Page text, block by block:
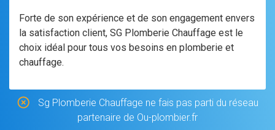
Forte de son expérience et de son engagement envers
la satisfaction client, SG Plomberie Chauffage est le
choix idéal pour tous vos besoins en plomberie et
chauffage.
Sg Plomberie Chauffage ne fais pas parti du réseau
partenaire de Ou-plombier.fr